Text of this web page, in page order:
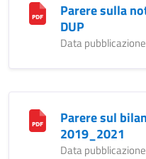
Parere sulla
DUP
Data
Parere sul
2019_2021
Data